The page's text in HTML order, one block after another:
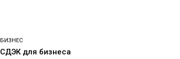
БИЗНЕС
СДЭК для бизнеса